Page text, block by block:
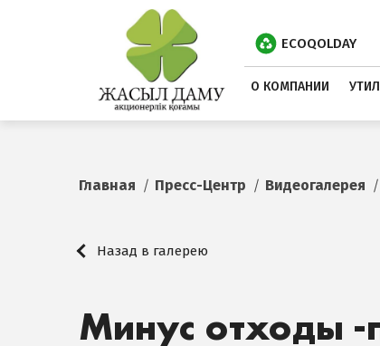
ECOQOLDAY
О КОМПАНИИ
Главная Пресс-Центр Видеогалерея
Назад в галерею
Минус отходы -